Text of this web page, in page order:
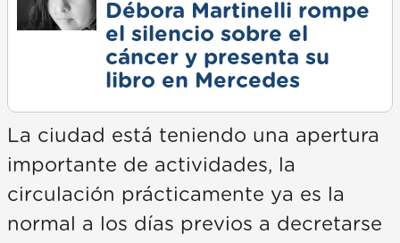
Débora Martinelli rompe
el silencio sobre el
cáncer y presenta su
libro en Mercedes
La ciudad está teniendo una apertura
importante de actividades, la
circulación prácticamente ya es la
normal a los días previos a decretarse